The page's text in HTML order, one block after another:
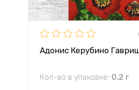
Адонис Керубино
Кол-во в упаковке: 0.2 г